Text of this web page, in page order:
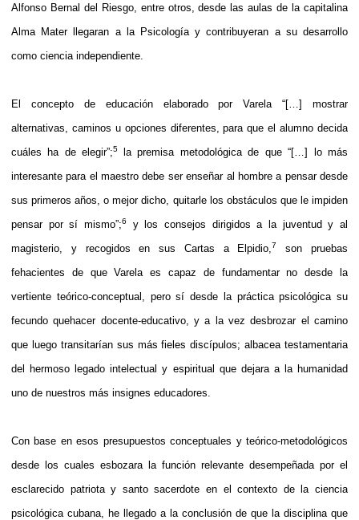
Alfonso Bernal del Riesgo, entre otros, desde las aulas de la capitalina
Alma Mater llegaran a la Psicología y contribuyeran a su desarrollo
como ciencia independiente.
El concepto de educación elaborado por Varela “[…] mostrar
alternativas, caminos u opciones diferentes, para que el alumno decida
cuáles ha de elegir”;5
la premisa metodológica de que “[…] lo más
interesante para el maestro debe ser enseñar al hombre a pensar desde
sus primeros años, o mejor dicho, quitarle los obstáculos que le impiden
pensar por sí mismo”;6
y los consejos dirigidos a la juventud y al
magisterio, y recogidos en sus Cartas a Elpidio, 7
son pruebas
fehacientes de que Varela es capaz de fundamentar no desde la
vertiente teórico-conceptual, pero sí desde la práctica psicológica su
fecundo quehacer docente-educativo, y a la vez desbrozar el camino
que luego transitarían sus más fieles discípulos; albacea testamentaria
del hermoso legado intelectual y espiritual que dejara a la humanidad
uno de nuestros más insignes educadores.
Con base en esos presupuestos conceptuales y teórico-metodológicos
desde los cuales esbozara la función relevante desempeñada por el
esclarecido patriota y santo sacerdote en el contexto de la ciencia
psicológica cubana, he llegado a la conclusión de que la disciplina que